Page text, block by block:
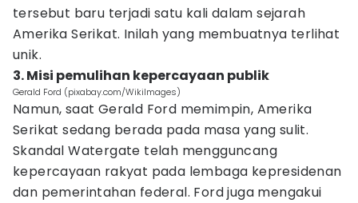
tersebut baru terjadi satu kali dalam sejarah
Amerika Serikat. Inilah yang membuatnya terlihat
unik.
3. Misi pemulihan kepercayaan publik
Gerald Ford (pixabay.com/WikiImages)
Namun, saat Gerald Ford memimpin, Amerika
Serikat sedang berada pada masa yang sulit.
Skandal Watergate telah mengguncang
kepercayaan rakyat pada lembaga kepresidenan
dan pemerintahan federal. Ford juga mengakui